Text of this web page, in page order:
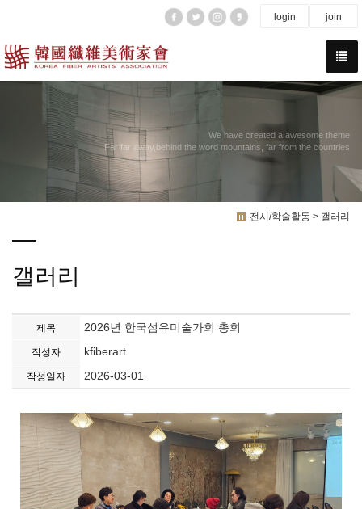
login join
We have created a awesome theme
Far far away,behind the word mountains, far from the countries
전시/학술활동 > 갤러리
갤러리
제목 2026년 한국섬유미술가회 총회
작성자 kfiberart
작성일자 2026-03-01